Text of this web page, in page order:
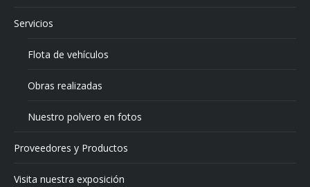
Servicios
Flota de vehículos
Obras realizadas
Nuestro polvero en fotos
Proveedores y Productos
Visita nuestra exposición